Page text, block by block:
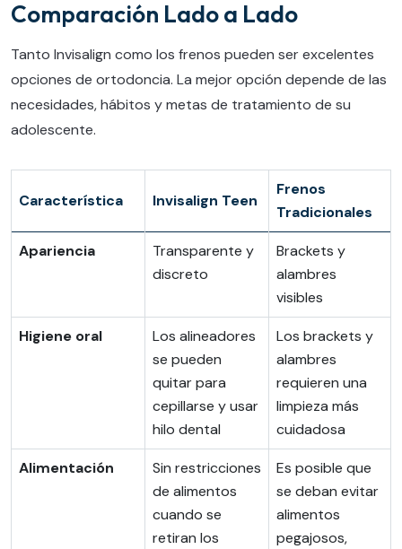
Comparación Lado a Lado
Tanto Invisalign como los frenos pueden ser excelentes
opciones de ortodoncia. La mejor opción depende de las
necesidades, hábitos y metas de tratamiento de su
adolescente.
Característica Invisalign Teen
Frenos
Tradicionales
Apariencia
Transparente y
discreto
Brackets y
alambres
visibles
Higiene oral
Los alineadores
se pueden
quitar para
cepillarse y usar
hilo dental
Los brackets y
alambres
requieren una
limpieza más
cuidadosa
Alimentación
Sin restricciones
de alimentos
cuando se
retiran los
Es posible que
se deban evitar
alimentos
pegajosos,